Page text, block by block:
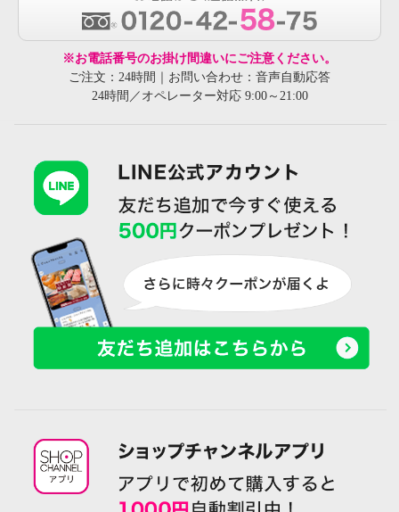
※お電話番号のお掛け間違いにご注意ください。
ご注文：24時間｜お問い合わせ：音声自動応答
24時間／オペレーター対応 9:00～21:00